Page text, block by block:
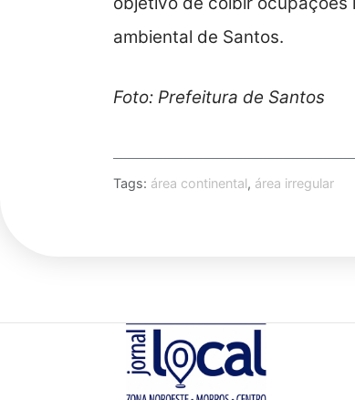
ambiental de Santos.
Foto: Prefeitura de Santos
Tags: área continental, área irregular